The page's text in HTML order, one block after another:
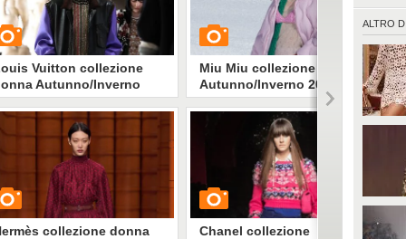
ALTRO DI
Vuitton collezione
Autunno/Inverno
22
3622 • diStile e trend
collezione donna
Miu Miu collezione
Autunno/Inverno 2021-22
1396 • diStile e trend
Chanel collezione